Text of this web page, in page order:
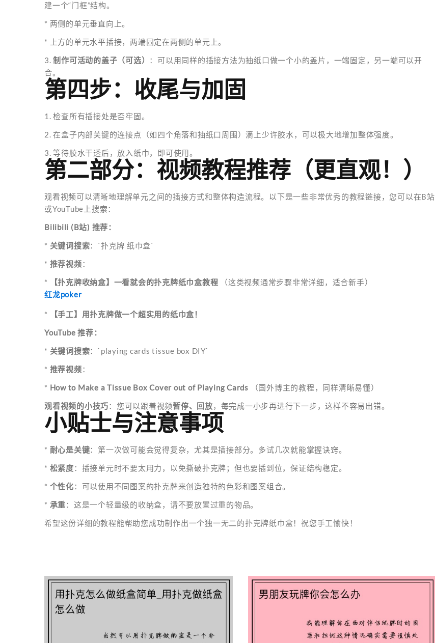
建一个“门框”结构。
* 两侧的单元垂直向上。
* 上方的单元水平插接，两端固定在两侧的单元上。
3.制作可活动的盖子（可选） ：可以用同样的插接方法为抽纸口做一个小的盖片，一端固定，另一端可以开
合。
第四步：收尾与加固
1. 检查所有插接处是否牢固。
2. 在盒子内部关键的连接点（如四个角落和抽纸口周围）滴上少许胶水，可以极大地增加整体强度。
3. 等待胶水干透后，放入纸巾，即可使用。
第二部分：视频教程推荐（更直观！）
观看视频可以清晰地理解单元之间的插接方式和整体构造流程。以下是一些非常优秀的教程链接，您可以在B站
或YouTube上搜索：
Bilibili (B站) 推荐：
* 关键词搜索：`扑克牌 纸巾盒`
* 推荐视频：
*
【扑克牌收纳盒】一看就会的扑克牌纸巾盒教程 （这类视频通常步骤非常详细，适合新手）
红龙poker
*
【手工】用扑克牌做一个超实用的纸巾盒！
YouTube 推荐：
* 关键词搜索：`playing cards tissue box DIY`
* 推荐视频：
* How to Make a Tissue Box Cover out of Playing Cards （国外博主的教程，同样清晰易懂）
观看视频的小技巧：您可以跟着视频暂停、回放，每完成一小步再进行下一步，这样不容易出错。
小贴士与注意事项
* 耐心是关键：第一次做可能会觉得复杂，尤其是插接部分。多试几次就能掌握诀窍。
* 松紧度：插接单元时不要太用力，以免撕破扑克牌；但也要插到位，保证结构稳定。
* 个性化：可以使用不同图案的扑克牌来创造独特的色彩和图案组合。
* 承重：这是一个轻量级的收纳盒，请不要放置过重的物品。
希望这份详细的教程能帮助您成功制作出一个独一无二的扑克牌纸巾盒！祝您手工愉快！